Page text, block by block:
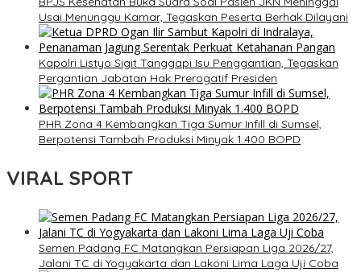
Usai Menunggu Kamar, Tegaskan Peserta Berhak Dilayani
Kapolri Listyo Sigit Tanggapi Isu Penggantian, Tegaskan
Pergantian Jabatan Hak Prerogatif Presiden
PHR Zona 4 Kembangkan Tiga Sumur Infill di Sumsel,
Berpotensi Tambah Produksi Minyak 1.400 BOPD
VIRAL SPORT
Semen Padang FC Matangkan Persiapan Liga 2026/27,
Jalani TC di Yogyakarta dan Lakoni Lima Laga Uji Coba